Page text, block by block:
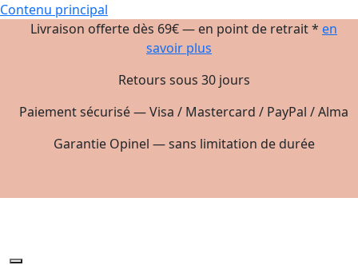
Contenu principal
Livraison offerte dès 69€ — en point de retrait * en
savoir plus
Retours sous 30 jours
Paiement sécurisé — Visa / Mastercard / PayPal / Alma
Garantie Opinel — sans limitation de durée